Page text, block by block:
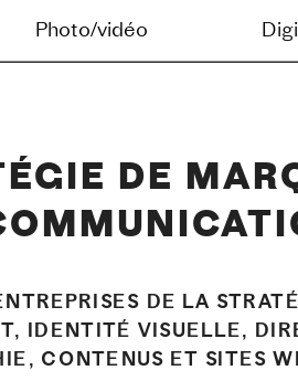
Digital
DE
DE LA
IDENTITÉ VISUELLE,
CONTENUS ET SITES